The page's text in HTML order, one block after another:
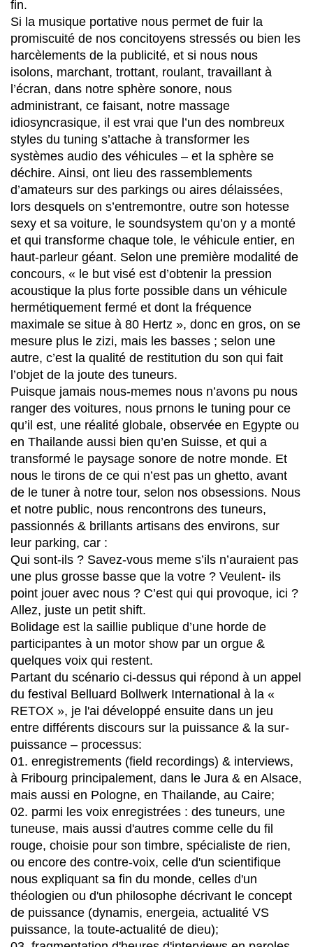
fin.
Si la musique portative nous permet de fuir la
promiscuité de nos concitoyens stressés ou bien les
harcèlements de la publicité, et si nous nous
isolons, marchant, trottant, roulant, travaillant à
l’écran, dans notre sphère sonore, nous
administrant, ce faisant, notre massage
idiosyncrasique, il est vrai que l’un des nombreux
styles du tuning s’attache à transformer les
systèmes audio des véhicules – et la sphère se
déchire. Ainsi, ont lieu des rassemblements
d’amateurs sur des parkings ou aires délaissées,
lors desquels on s’entremontre, outre son hotesse
sexy et sa voiture, le soundsystem qu’on y a monté
et qui transforme chaque tole, le véhicule entier, en
haut-parleur géant. Selon une première modalité de
concours, « le but visé est d’obtenir la pression
acoustique la plus forte possible dans un véhicule
hermétiquement fermé et dont la fréquence
maximale se situe à 80 Hertz », donc en gros, on se
mesure plus le zizi, mais les basses ; selon une
autre, c’est la qualité de restitution du son qui fait
l’objet de la joute des tuneurs.
Puisque jamais nous-memes nous n’avons pu nous
ranger des voitures, nous prnons le tuning pour ce
qu’il est, une réalité globale, observée en Egypte ou
en Thailande aussi bien qu’en Suisse, et qui a
transformé le paysage sonore de notre monde. Et
nous le tirons de ce qui n’est pas un ghetto, avant
de le tuner à notre tour, selon nos obsessions. Nous
et notre public, nous rencontrons des tuneurs,
passionnés & brillants artisans des environs, sur
leur parking, car :
Qui sont-ils ? Savez-vous meme s’ils n’auraient pas
une plus grosse basse que la votre ? Veulent- ils
point jouer avec nous ? C’est qui qui provoque, ici ?
Allez, juste un petit shift.
Bolidage est la saillie publique d’une horde de
participantes à un motor show par un orgue &
quelques voix qui restent.
Partant du scénario ci-dessus qui répond à un appel
du festival Belluard Bollwerk International à la «
RETOX », je l'ai développé ensuite dans un jeu
entre différents discours sur la puissance & la sur-
puissance – processus:
01. enregistrements (field recordings) & interviews,
à Fribourg principalement, dans le Jura & en Alsace,
mais aussi en Pologne, en Thailande, au Caire;
02. parmi les voix enregistrées : des tuneurs, une
tuneuse, mais aussi d'autres comme celle du fil
rouge, choisie pour son timbre, spécialiste de rien,
ou encore des contre-voix, celle d'un scientifique
nous expliquant sa fin du monde, celles d'un
théologien ou d'un philosophe décrivant le concept
de puissance (dynamis, energeia, actualité VS
puissance, la toute-actualité de dieu);